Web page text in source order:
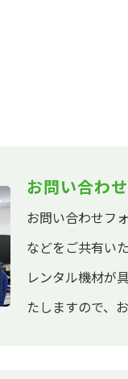
お問い合わせ
お問い合わせフ
などをご共有い
レンタル機材が
たしますので、